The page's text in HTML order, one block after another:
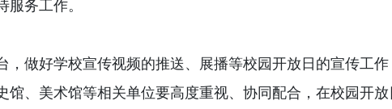
务工作。
，做好学校宣传视频的推送、展播等校园开放日的宣传工作
馆、美术馆等相关单位要高度重视、协同配合，在校园开